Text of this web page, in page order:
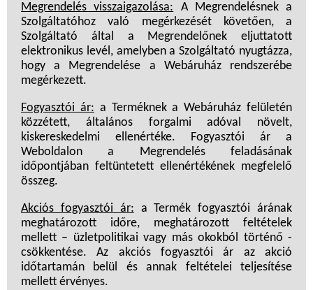
Megrendelés visszaigazolása: A Megrendelésnek a
Szolgáltatóhoz való megérkezését követően, a
Szolgáltató által a Megrendelőnek eljuttatott
elektronikus levél, amelyben a Szolgáltató nyugtázza,
hogy a Megrendelése a Webáruház rendszerébe
megérkezett.
Fogyasztói ár: a Terméknek a Webáruház felületén
közzétett, általános forgalmi adóval növelt,
kiskereskedelmi ellenértéke. Fogyasztói ár a
Weboldalon a Megrendelés feladásának
időpontjában feltüntetett ellenértékének megfelelő
összeg.
Akciós fogyasztói ár: a Termék fogyasztói árának
meghatározott időre, meghatározott feltételek
mellett – üzletpolitikai vagy más okokból történő -
csökkentése. Az akciós fogyasztói ár az akció
időtartamán belül és annak feltételei teljesítése
mellett érvényes.